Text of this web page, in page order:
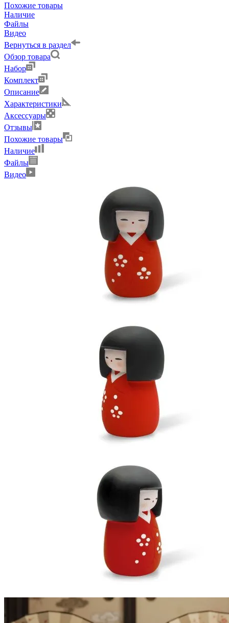
Похожие товары
Наличие
Файлы
Видео
Вернуться в раздел
Обзор товара
Набор
Комплект
Описание
Характеристики
Аксессуары
Отзывы
Похожие товары
Наличие
Файлы
Видео